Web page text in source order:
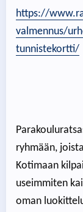
https://
valmennus/
tunnistekortti/
ryhmään,
Kotimaan
useimmiten
oman